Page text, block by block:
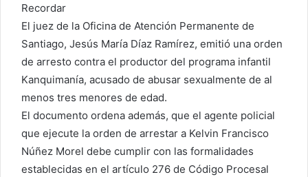
Recordar
El juez de la Oficina de Atención Permanente de
Santiago, Jesús María Díaz Ramírez, emitió una orden
de arresto contra el productor del programa infantil
Kanquimanía, acusado de abusar sexualmente de al
menos tres menores de edad.‬
‪El documento ordena además, que el agente policial
que ejecute la orden de arrestar a Kelvin Francisco
Núñez Morel debe cumplir con las formalidades
establecidas en el artículo 276 de Código Procesal